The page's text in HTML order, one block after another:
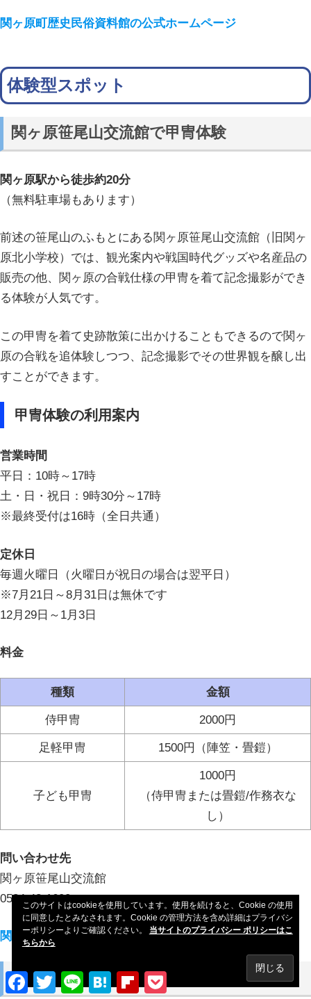
関ヶ原町歴史民俗資料館の公式ホームページ
体験型スポット
関ヶ原笹尾山交流館で甲冑体験
関ヶ原駅から徒歩約20分
（無料駐車場もあります）
前述の笹尾山のふもとにある関ヶ原笹尾山交流館（旧関ヶ
原北小学校）では、観光案内や戦国時代グッズや名産品の
販売の他、関ヶ原の合戦仕様の甲冑を着て記念撮影ができ
る体験が人気です。
この甲冑を着て史跡散策に出かけることもできるので関ヶ
原の合戦を追体験しつつ、記念撮影でその世界観を醸し出
すことができます。
甲冑体験の利用案内
営業時間
平日：10時～17時
土・日・祝日：9時30分～17時
※最終受付は16時（全日共通）
定休日
毎週火曜日（火曜日が祝日の場合は翌平日）
※7月21日～8月31日は無休です
12月29日～1月3日
料金
種類 金額
侍甲冑 2000円
足軽甲冑 1500円（陣笠・畳鎧）
子ども甲冑
1000円
（侍甲冑または畳鎧/作務衣な
し）
問い合わせ先
関ヶ原笹尾山交流館
0584-43-1600
関ヶ原笹尾山交流館での甲冑体験の紹介ページ
関ヶ原ウォーランド
Facebook
TwitterLine HatenaFlipboard
このサイトはcookieを使用しています。使用を続けると、Cookie の使用
に同意したとみなされます。Cookie の管理方法を含め詳細はプライバシ
ーポリシーよりご確認ください。 当サイトのプライバシー ポリシーはこ
ちらから